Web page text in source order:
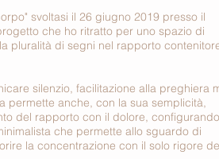
svoltasi il 26 giugno 2019 presso il
che ho ritratto per uno spazio di
pluralità di segni nel rapporto
silenzio, facilitazione alla preghiera
permette anche, con la sua semplicità,
del rapporto con il dolore, configurando
che permette allo sguardo di
la concentrazione con il solo rigore